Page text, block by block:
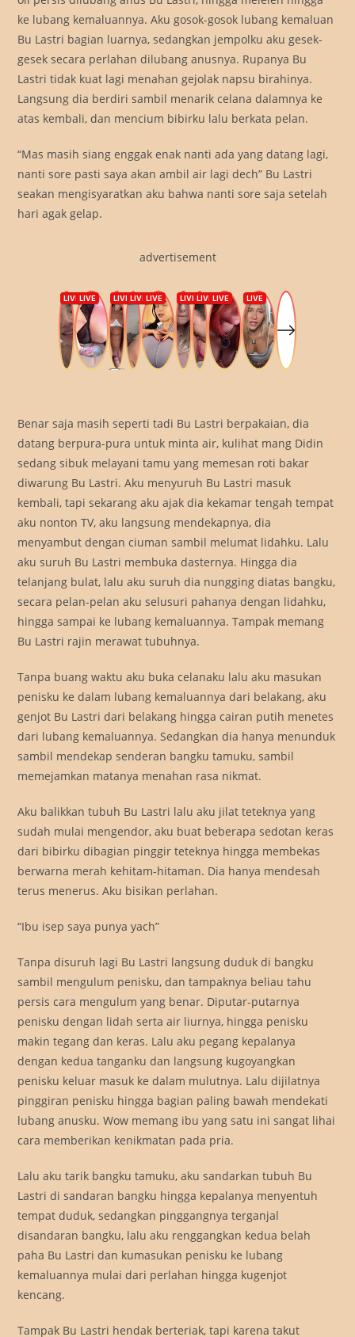
ke lubang kemaluannya. Aku gosok-gosok lubang kemaluan
Bu Lastri bagian luarnya, sedangkan jempolku aku gesek-
gesek secara perlahan dilubang anusnya. Rupanya Bu
Lastri tidak kuat lagi menahan gejolak napsu birahinya.
Langsung dia berdiri sambil menarik celana dalamnya ke
atas kembali, dan mencium bibirku lalu berkata pelan.
“Mas masih siang enggak enak nanti ada yang datang lagi,
nanti sore pasti saya akan ambil air lagi dech” Bu Lastri
seakan mengisyaratkan aku bahwa nanti sore saja setelah
hari agak gelap.
advertisement
Benar saja masih seperti tadi Bu Lastri berpakaian, dia
datang berpura-pura untuk minta air, kulihat mang Didin
sedang sibuk melayani tamu yang memesan roti bakar
diwarung Bu Lastri. Aku menyuruh Bu Lastri masuk
kembali, tapi sekarang aku ajak dia kekamar tengah tempat
aku nonton TV, aku langsung mendekapnya, dia
menyambut dengan ciuman sambil melumat lidahku. Lalu
aku suruh Bu Lastri membuka dasternya. Hingga dia
telanjang bulat, lalu aku suruh dia nungging diatas bangku,
secara pelan-pelan aku selusuri pahanya dengan lidahku,
hingga sampai ke lubang kemaluannya. Tampak memang
Bu Lastri rajin merawat tubuhnya.
Tanpa buang waktu aku buka celanaku lalu aku masukan
penisku ke dalam lubang kemaluannya dari belakang, aku
genjot Bu Lastri dari belakang hingga cairan putih menetes
dari lubang kemaluannya. Sedangkan dia hanya menunduk
sambil mendekap senderan bangku tamuku, sambil
memejamkan matanya menahan rasa nikmat.
Aku balikkan tubuh Bu Lastri lalu aku jilat teteknya yang
sudah mulai mengendor, aku buat beberapa sedotan keras
dari bibirku dibagian pinggir teteknya hingga membekas
berwarna merah kehitam-hitaman. Dia hanya mendesah
terus menerus. Aku bisikan perlahan.
“Ibu isep saya punya yach”
Tanpa disuruh lagi Bu Lastri langsung duduk di bangku
sambil mengulum penisku, dan tampaknya beliau tahu
persis cara mengulum yang benar. Diputar-putarnya
penisku dengan lidah serta air liurnya, hingga penisku
makin tegang dan keras. Lalu aku pegang kepalanya
dengan kedua tanganku dan langsung kugoyangkan
penisku keluar masuk ke dalam mulutnya. Lalu dijilatnya
pinggiran penisku hingga bagian paling bawah mendekati
lubang anusku. Wow memang ibu yang satu ini sangat lihai
cara memberikan kenikmatan pada pria.
Lalu aku tarik bangku tamuku, aku sandarkan tubuh Bu
Lastri di sandaran bangku hingga kepalanya menyentuh
tempat duduk, sedangkan pinggangnya terganjal
disandaran bangku, lalu aku renggangkan kedua belah
paha Bu Lastri dan kumasukan penisku ke lubang
kemaluannya mulai dari perlahan hingga kugenjot
kencang.
Tampak Bu Lastri hendak berteriak, tapi karena takut